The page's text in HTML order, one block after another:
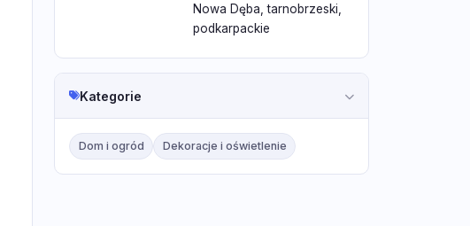
Nowa Dęba, tarnobrzeski,
podkarpackie
Kategorie
Dom i ogród Dekoracje i oświetlenie